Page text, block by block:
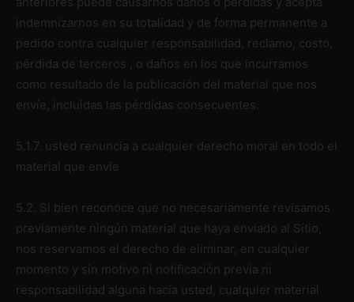
indemnizarnos en su totalidad y de forma permanente a
pedido contra cualquier responsabilidad, reclamo, costo,
pérdida de terceros , o daños en los que incurramos
como resultado de la publicación del material que nos
envíe, incluidas las pérdidas consecuentes.
5.1.7. usted renuncia a cualquier derecho moral en todo el
material que envíe
5.2. Si bien reconoce que no necesariamente revisamos
previamente ningún material que haya enviado al Sitio,
nos reservamos el derecho de eliminar, en cualquier
momento y sin motivo ni notificación previa ni
responsabilidad alguna hacia usted, cualquier material